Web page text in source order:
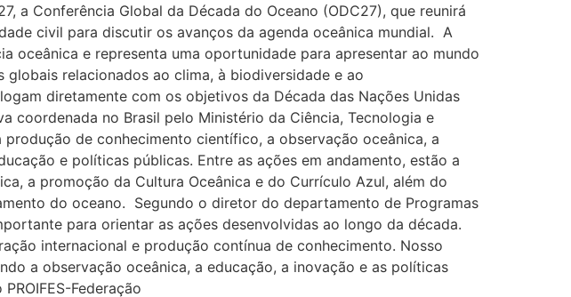
a Conferência Global da Década do Oceano (ODC27), que reunirá
civil para discutir os avanços da agenda oceânica mundial. A
oceânica e representa uma oportunidade para apresentar ao mundo
relacionados ao clima, à biodiversidade e ao
diretamente com os objetivos da Década das Nações Unidas
coordenada no Brasil pelo Ministério da Ciência, Tecnologia e
de conhecimento científico, a observação oceânica, a
e políticas públicas. Entre as ações em andamento, estão a
a promoção da Cultura Oceânica e do Currículo Azul, além do
do oceano. Segundo o diretor do departamento de Programas
para orientar as ações desenvolvidas ao longo da década.
internacional e produção contínua de conhecimento. Nosso
a observação oceânica, a educação, a inovação e as políticas
Federação